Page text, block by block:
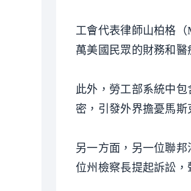
工會代表律師山柏格（
萬美國民眾的財務和
此外，勞工部系統中
密，引發外界擔憂馬斯
另一方面，另一位聯
位州檢察長提起訴訟